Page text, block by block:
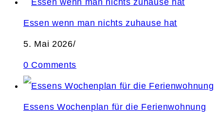
Essen wenn man nichts zuhause hat
5. Mai 2026/
0 Comments
Essens Wochenplan für die Ferienwohnung